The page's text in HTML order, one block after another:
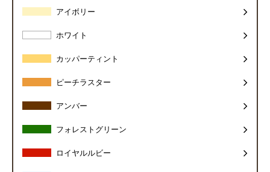
アイボリー
ホワイト
カッパーティント
ピーチラスター
アンバー
フォレストグリーン
ロイヤルルビー